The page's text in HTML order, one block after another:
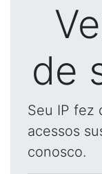
de
Seu IP fez
acessos
conosco.